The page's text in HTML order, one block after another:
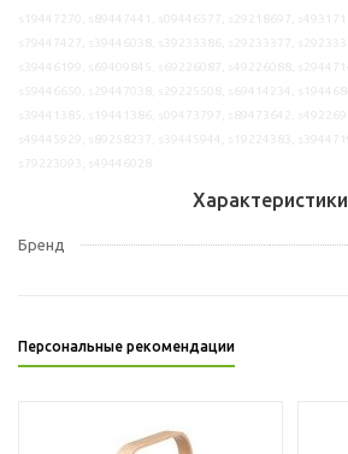
Характеристики
Бренд
Персональные рекомендации